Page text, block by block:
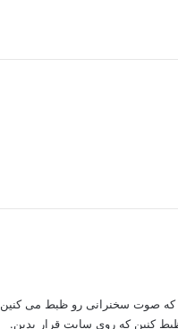
که صوت سخنرانی رو ظبط می کنین
کنین که روی سایت قرار بدین.